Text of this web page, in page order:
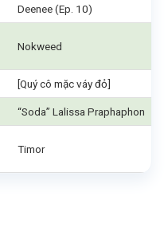
Deenee (Ep. 10)
Nokweed
[Quý cô mặc váy đỏ]
“Soda” Lalissa Praphaphon
Timor